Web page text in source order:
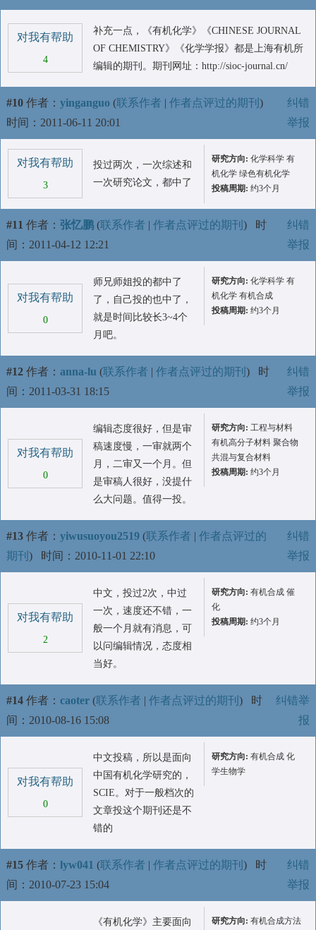
对我有帮助
4
补充一点，《有机化学》《CHINESE JOURNAL
OF CHEMISTRY》《化学学报》都是上海有机所
编辑的期刊。期刊网址：http://sioc-journal.cn/
#10 作者： yinganguo (联系作者 | 作者点评过的期刊 )
时间：2011-06-11 20:01
纠错
举报
对我有帮助
3
投过两次，一次综述和
一次研究论文，都中了
研究方向: 化学科学 有
机化学 绿色有机化学
投稿周期: 约3个月
#11 作者： 张忆鹏 (联系作者 | 作者点评过的期刊 ) 时
间：2011-04-12 12:21
纠错
举报
对我有帮助
0
师兄师姐投的都中了
了，自己投的也中了，
就是时间比较长3~4个
月吧。
研究方向: 化学科学 有
机化学 有机合成
投稿周期: 约3个月
#12 作者： anna-lu (联系作者 | 作者点评过的期刊 ) 时
间：2011-03-31 18:15
纠错
举报
对我有帮助
0
编辑态度很好，但是审
稿速度慢，一审就两个
月，二审又一个月。但
是审稿人很好，没提什
么大问题。值得一投。
研究方向: 工程与材料
有机高分子材料 聚合物
共混与复合材料
投稿周期: 约3个月
#13 作者： yiwusuoyou2519 (联系作者 | 作者点评过的
期刊 ) 时间：2010-11-01 22:10
纠错
举报
对我有帮助
2
中文，投过2次，中过
一次，速度还不错，一
般一个月就有消息，可
以问编辑情况，态度相
当好。
研究方向: 有机合成 催
化
投稿周期: 约3个月
#14 作者： caoter (联系作者 | 作者点评过的期刊 ) 时
间：2010-08-16 15:08
纠错举
报
对我有帮助
0
中文投稿，所以是面向
中国有机化学研究的，
SCIE。对于一般档次的
文章投这个期刊还是不
错的
研究方向: 有机合成 化
学生物学
#15 作者： lyw041 (联系作者 | 作者点评过的期刊 ) 时
间：2010-07-23 15:04
纠错
举报
《有机化学》主要面向
研究方向: 有机合成方法